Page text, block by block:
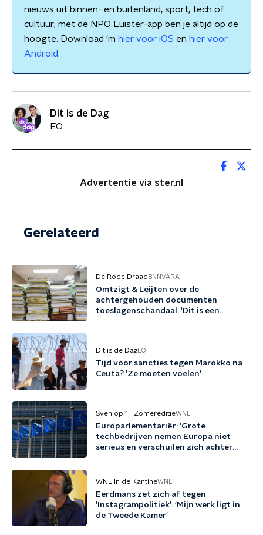
nieuws uit binnen- en buitenland, sport, tech of
cultuur; met de NPO Luister-app ben je altijd op de
hoogte. Download 'm hier voor iOS en hier voor
Android.
Dit is de Dag
EO
Advertentie via ster.nl
Gerelateerd
De Rode Draad BNNVARA
Omtzigt & Leijten over de
achtergehouden documenten
toeslagenschandaal: 'Dit is een
Dit is de DagEO
Tijd voor sancties tegen Marokko na
Ceuta? 'Ze moeten voelen'
Sven op 1 - ZomereditieWNL
Europarlementariër: 'Grote
techbedrijven nemen Europa niet
serieus en verschuilen zich achter
WNL In de KantineWNL
Eerdmans zet zich af tegen
'Instagrampolitiek': 'Mijn werk ligt in
de Tweede Kamer'